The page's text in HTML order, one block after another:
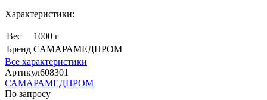
Характеристики:
Вес
1000 г
Бренд САМАРАМЕДПРОМ
Все характеристики
Артикул608301
САМАРАМЕДПРОМ
По запросу